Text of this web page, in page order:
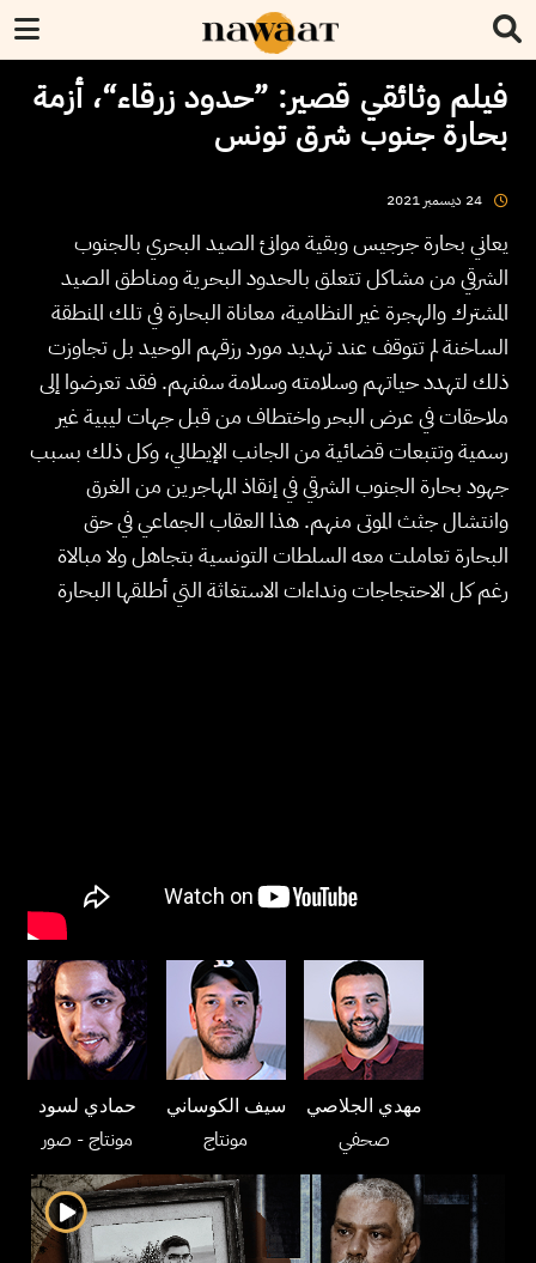
فيلم وثائقي قصير: ”حدود زرقاء“، أزمة
بحارة جنوب شرق تونس
24 ديسمبر 2021
يعاني بحارة جرجيس وبقية موانئ الصيد البحري بالجنوب
الشرقي من مشاكل تتعلق بالحدود البحرية ومناطق الصيد
المشترك والهجرة غير النظامية، معاناة البحارة في تلك المنطقة
الساخنة لم تتوقف عند تهديد مورد رزقهم الوحيد بل تجاوزت
ذلك لتهدد حياتهم وسلامته وسلامة سفنهم. فقد تعرضوا إلى
ملاحقات في عرض البحر واختطاف من قبل جهات ليبية غير
رسمية وتتبعات قضائية من الجانب الإيطالي، وكل ذلك بسبب
جهود بحارة الجنوب الشرقي في إنقاذ المهاجرين من الغرق
وانتشال جثث الموتى منهم. هذا العقاب الجماعي في حق
البحارة تعاملت معه السلطات التونسية بتجاهل ولا مبالاة
رغم كل الاحتجاجات ونداءات الاستغاثة التي أطلقها البحارة
حمادي لسود
مونتاج- صور
سيف الكوساني
مونتاج
مهدي الجلاصي
صحفي